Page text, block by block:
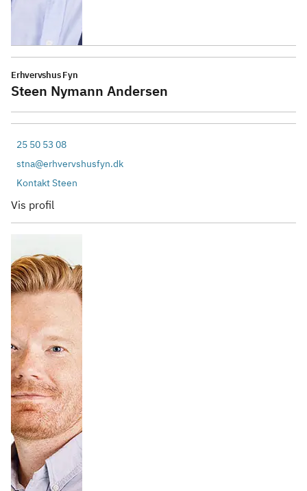
Erhvervshus Fyn
Steen Nymann Andersen
25 50 53 08
stna@erhvervshusfyn.dk
Kontakt Steen
Vis profil